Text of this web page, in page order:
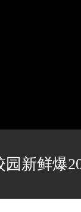
园新鲜爆